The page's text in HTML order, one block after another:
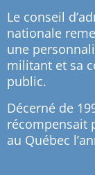
Le conseil
nationale
une
militant et sa
public.
Décerné de
récompensait
au Québec